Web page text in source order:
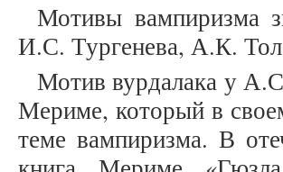
Мотивы вампиризма
И.С. Тургенева, А.К.
Мотив вурдалака у
Мериме, который в
теме вампиризма. В